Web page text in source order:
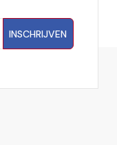
INSCHRIJVEN